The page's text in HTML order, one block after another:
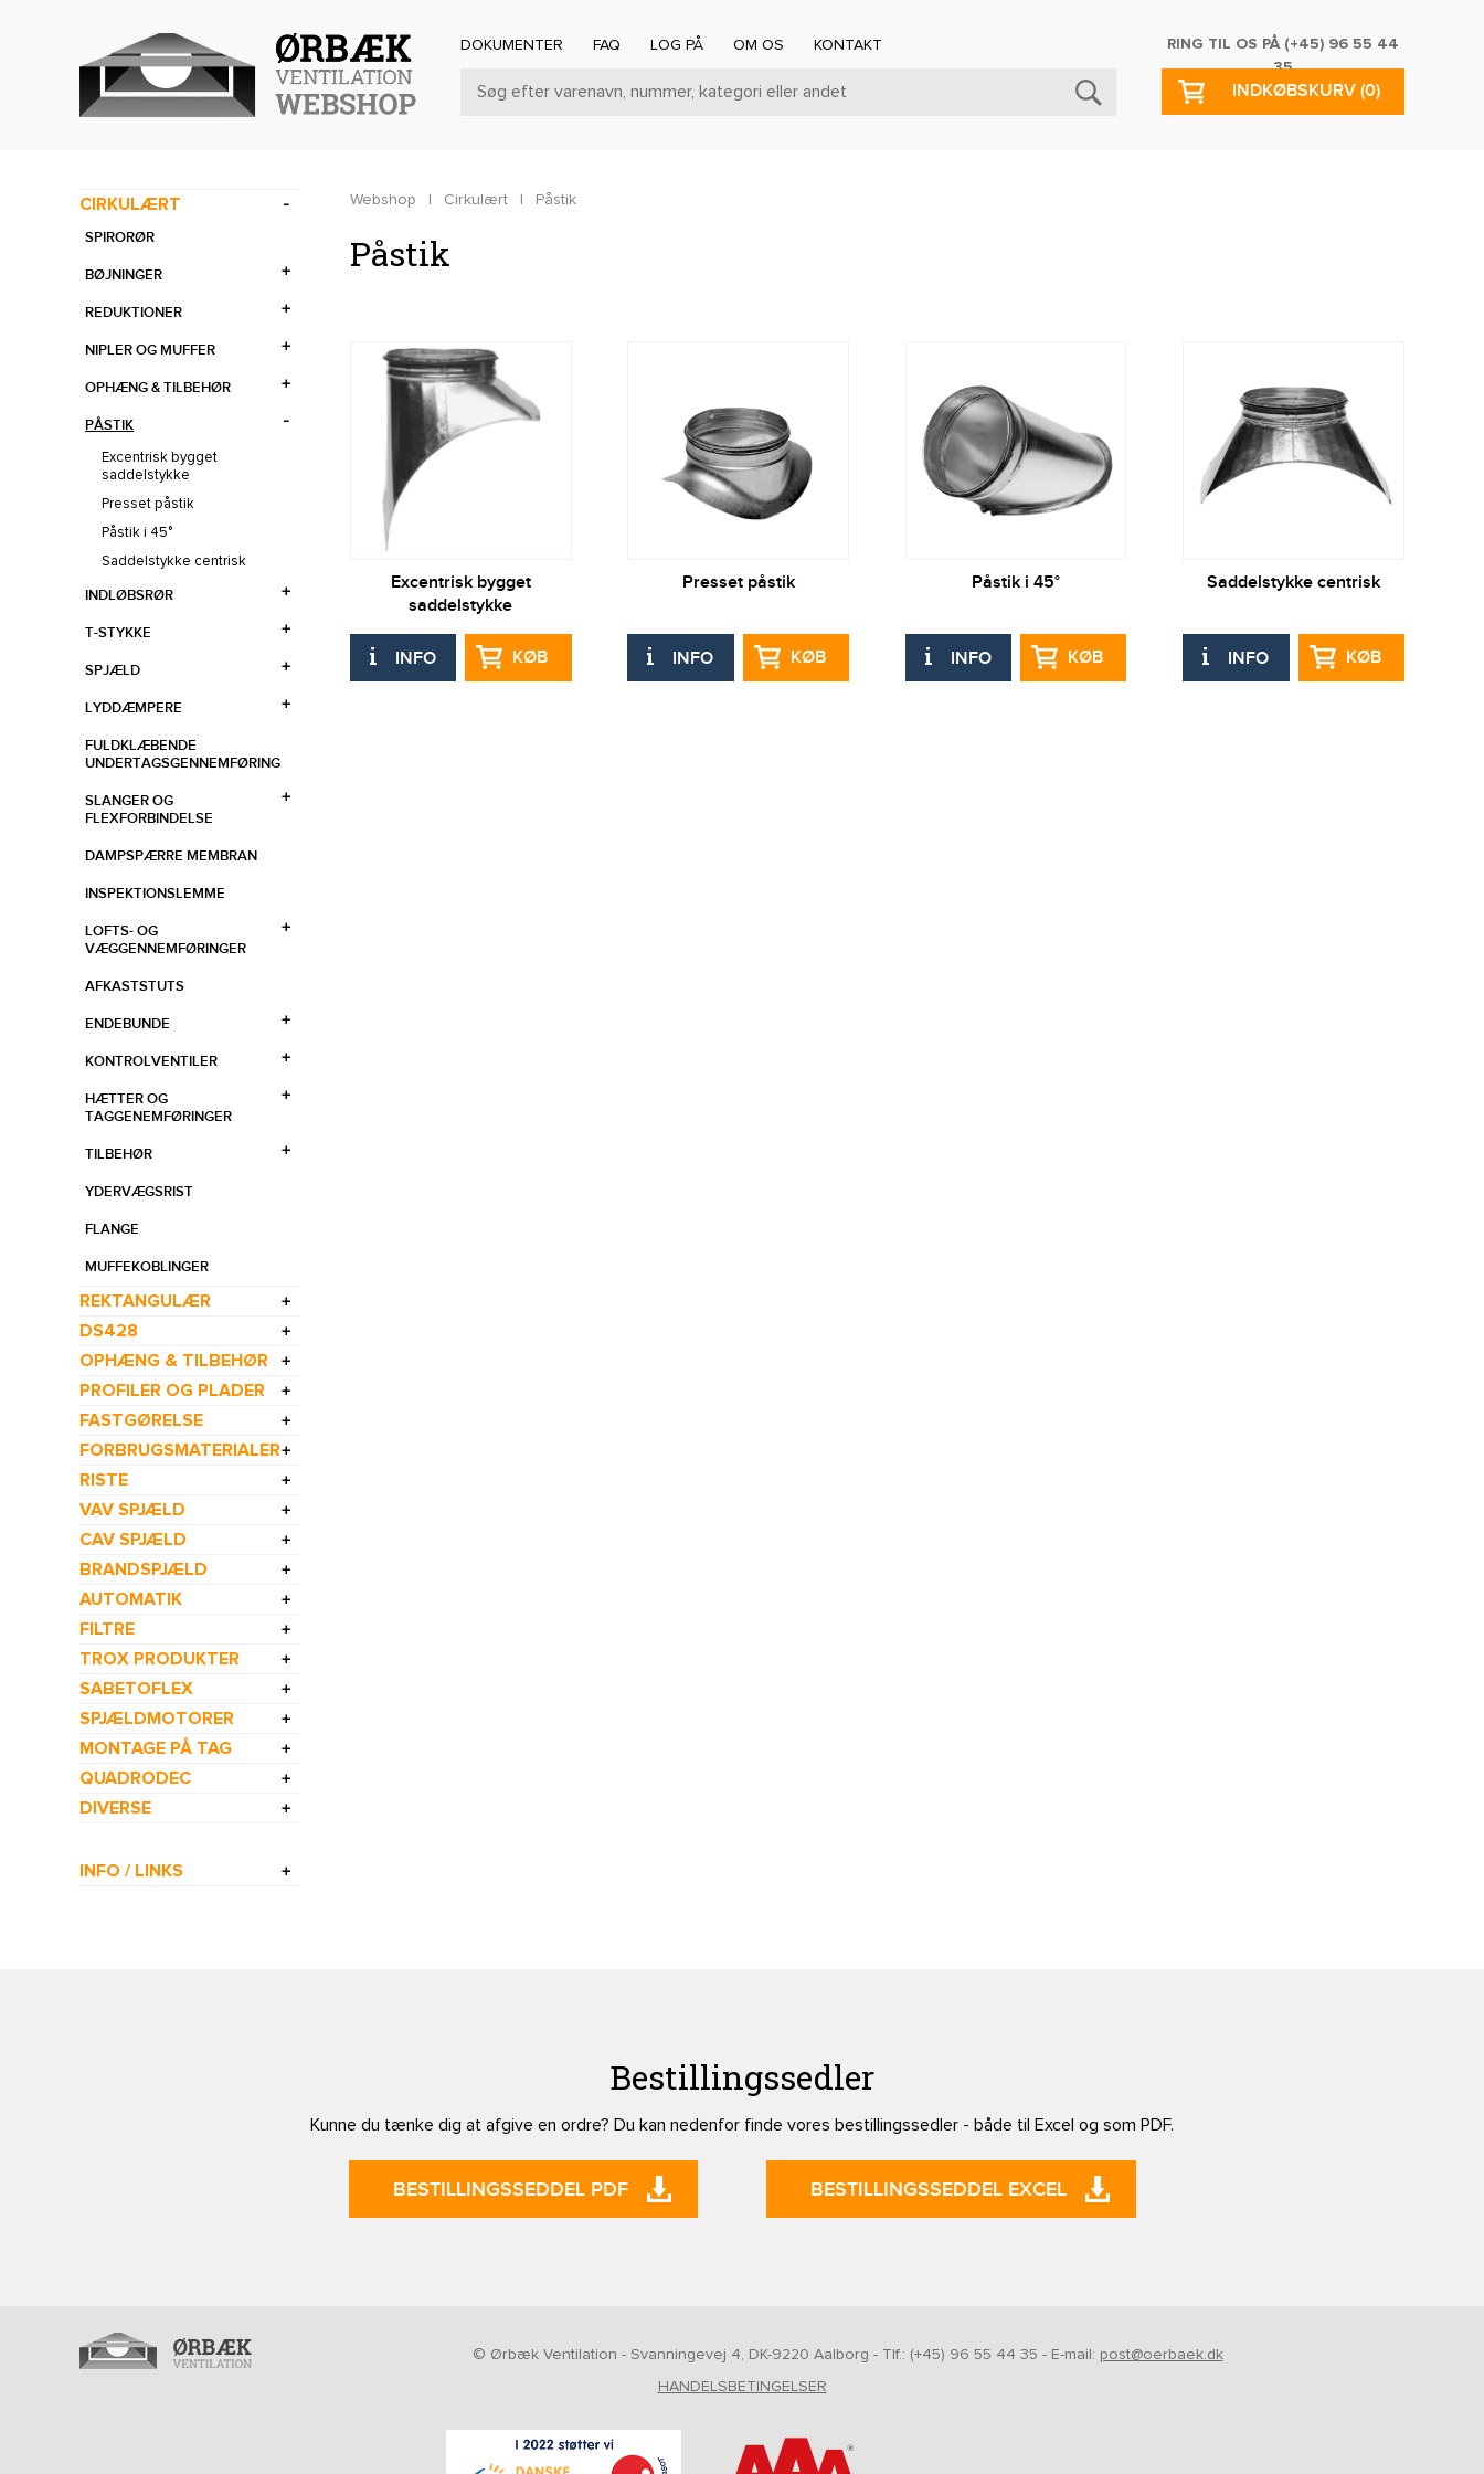
DOKUMENTER FAQ LOG PÅ OM OS KONTAKT RING TIL OS PÅ (+45) 96 55 44
35
INDKØBSKURV (0)
CIRKULÆRT
SPIRORØR
BØJNINGER
REDUKTIONER
NIPLER OG MUFFER
OPHÆNG & TILBEHØR
PÅSTIK
Excentrisk bygget
saddelstykke
Presset påstik
Påstik i 45°
Saddelstykke centrisk
INDLØBSRØR
T-STYKKE
SPJÆLD
LYDDÆMPERE
FULDKLÆBENDE
UNDERTAGSGENNEMFØRING
SLANGER OG
FLEXFORBINDELSE
DAMPSPÆRRE MEMBRAN
INSPEKTIONSLEMME
LOFTS- OG
VÆGGENNEMFØRINGER
AFKASTSTUTS
ENDEBUNDE
KONTROLVENTILER
HÆTTER OG
TAGGENEMFØRINGER
TILBEHØR
YDERVÆGSRIST
FLANGE
MUFFEKOBLINGER
REKTANGULÆR
DS428
OPHÆNG & TILBEHØR
PROFILER OG PLADER
FASTGØRELSE
FORBRUGSMATERIALER
RISTE
VAV SPJÆLD
CAV SPJÆLD
BRANDSPJÆLD
AUTOMATIK
FILTRE
TROX PRODUKTER
SABETOFLEX
SPJÆLDMOTORER
MONTAGE PÅ TAG
QUADRODEC
DIVERSE
INFO / LINKS
Webshop | Cirkulært | Påstik
Påstik
Excentrisk bygget
saddelstykke
INFO KØB
Presset påstik
INFO KØB
Påstik i 45°
INFO KØB
Saddelstykke centrisk
INFO KØB
Bestillingssedler
Kunne du tænke dig at afgive en ordre? Du kan nedenfor finde vores bestillingssedler - både til Excel og som PDF.
BESTILLINGSSEDDEL PDF BESTILLINGSSEDDEL EXCEL
© Ørbæk Ventilation - Svanningevej 4, DK-9220 Aalborg - Tlf.: (+45) 96 55 44 35 - E-mail: post@oerbaek.dk
HANDELSBETINGELSER